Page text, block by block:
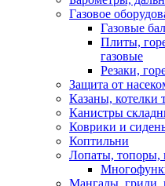
Газовое
Газовые
Плиты,
газовые
Резаки,
Защита от
Казаны, котелки
Канистры
Коврики и
Коптильни
Лопаты, топоры,